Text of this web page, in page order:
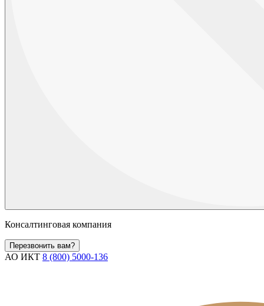
Консалтинговая компания
Перезвонить вам?
АО ИКТ 8 (800) 5000-136